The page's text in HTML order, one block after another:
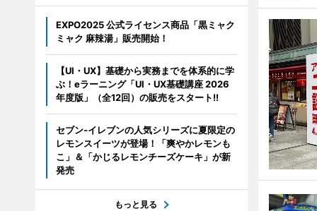
EXPO2025 公式ライセンス商品「黒ミャク
ミャク 麻辣湯」販売開始！
【UI・UX】基礎から実務までを体系的に学
ぶ！eラーニング「UI・UX基礎講座 2026
年度版」（全12回）の販売をスタート!!
セブン‐イレブンの人気シリーズに夏限定の
レモンスイーツが登場！「爽やかレモンも
こ」＆「かじるレモンチーズケーキ」が新
発売
もっと見る